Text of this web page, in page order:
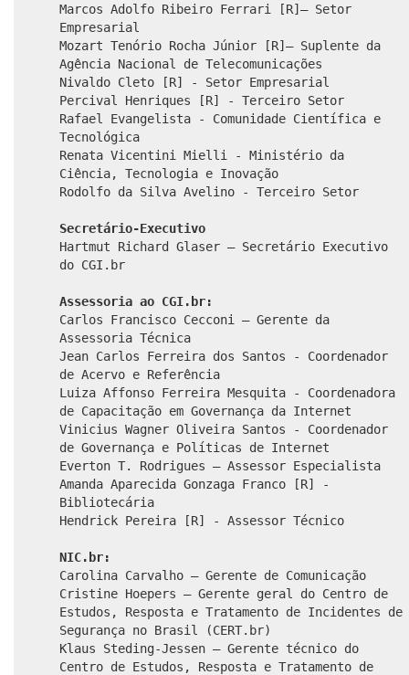
Marcos Adolfo Ribeiro Ferrari [R]– Setor
Empresarial
Mozart Tenório Rocha Júnior [R]– Suplente da
Agência Nacional de Telecomunicações
Nivaldo Cleto [R] - Setor Empresarial
Percival Henriques [R] - Terceiro Setor
Rafael Evangelista - Comunidade Científica e
Tecnológica
Renata Vicentini Mielli - Ministério da
Ciência, Tecnologia e Inovação
Rodolfo da Silva Avelino - Terceiro Setor
Secretário-Executivo
Hartmut Richard Glaser – Secretário Executivo
do CGI.br
Assessoria ao CGI.br:
Carlos Francisco Cecconi – Gerente da
Assessoria Técnica
Jean Carlos Ferreira dos Santos - Coordenador
de Acervo e Referência
Luiza Affonso Ferreira Mesquita - Coordenadora
de Capacitação em Governança da Internet
Vinicius Wagner Oliveira Santos - Coordenador
de Governança e Políticas de Internet
Everton T. Rodrigues – Assessor Especialista
Amanda Aparecida Gonzaga Franco [R] -
Bibliotecária
Hendrick Pereira [R] - Assessor Técnico
NIC.br:
Carolina Carvalho – Gerente de Comunicação
Cristine Hoepers – Gerente geral do Centro de
Estudos, Resposta e Tratamento de Incidentes de
Segurança no Brasil (CERT.br)
Klaus Steding-Jessen – Gerente técnico do
Centro de Estudos, Resposta e Tratamento de